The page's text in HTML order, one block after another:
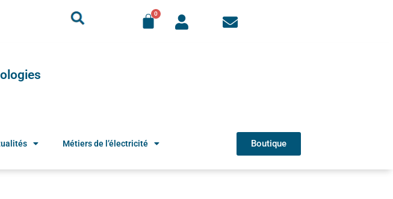
Métiers de l’électricité Boutique